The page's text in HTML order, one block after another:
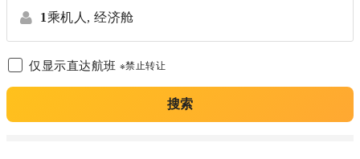
1乘机人, 经济舱
仅显示直达航班 ※禁止转让
搜索